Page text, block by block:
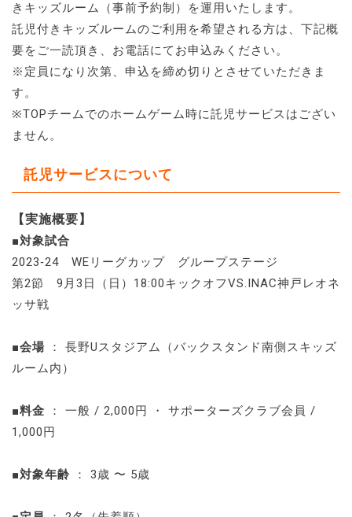
きキッズルーム（事前予約制）を運用いたします。
託児付きキッズルームのご利用を希望される方は、下記概
要をご一読頂き、お電話にてお申込みください。
※定員になり次第、申込を締め切りとさせていただきま
す。
※TOPチームでのホームゲーム時に託児サービスはござい
ません。
託児サービスについて
【実施概要】
■対象試合
2023‐24 WEリーグカップ グループステージ
第2節 9月3日（日）18:00キックオフVS.INAC神戸レオネ
ッサ戦
■会場 ： 長野Uスタジアム（バックスタンド南側スキッズ
ルーム内）
■料金
： 一般 / 2,000円 ・ サポーターズクラブ会員 /
1,000円
■対象年齢 ： 3歳 〜 5歳